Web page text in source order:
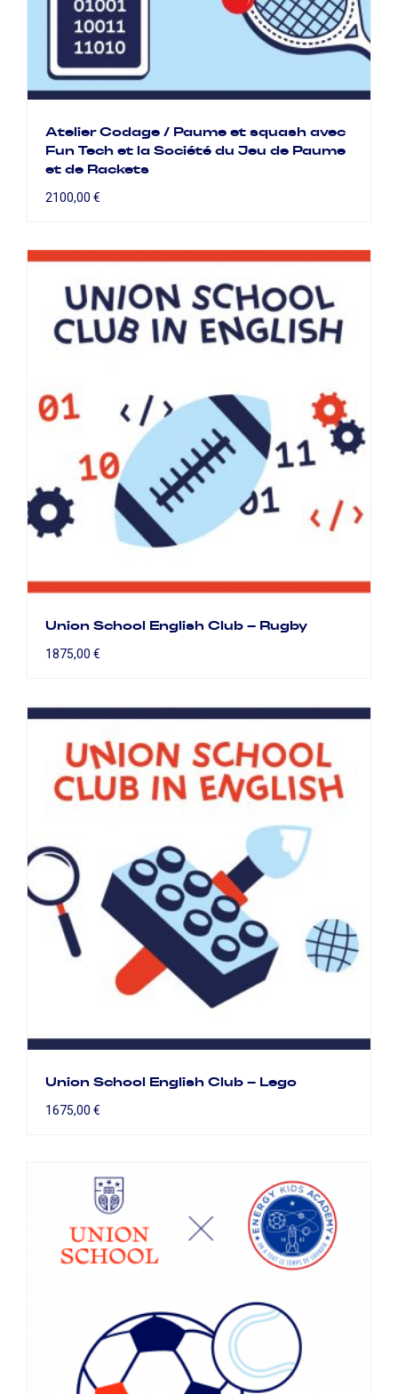
Atelier Codage / Paume et squash avec
Fun Tech et la Société du Jeu de Paume
et de Rackets
2100,00 €
Union School English Club – Rugby
1875,00 €
Union School English Club – Lego
1675,00 €